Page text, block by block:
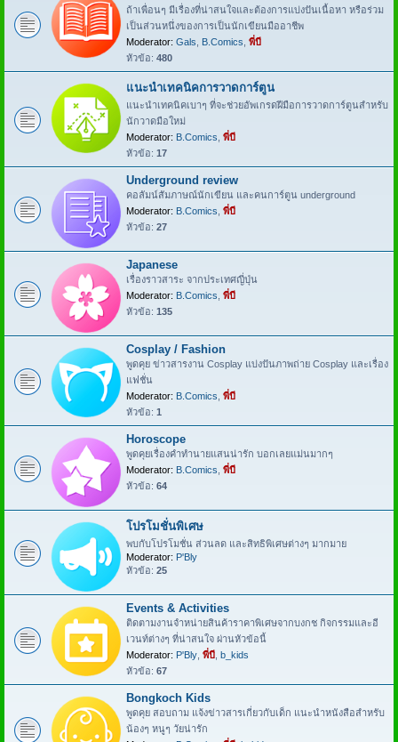
ถ้าเพื่อนๆ มีเรื่องที่น่าสนใจและต้องการแบ่งปันเนื้อหา หรือร่วม
เป็นส่วนหนึ่งของการเป็นนักเขียนมืออาชีพ
Moderator: Gals B.Comics พี่บี
หัวข้อ: 480
แนะนำเทคนิคการวาดการ์ตูน
แนะนำเทคนิคเบาๆ ที่จะช่วยอัพเกรดฝีมือการวาดการ์ตูนสำหรับ
นักวาดมือใหม่
Moderator: B.Comics พี่บี
หัวข้อ: 17
Underground review
คอลัมน์สัมภาษณ์นักเขียน และคนการ์ตูน underground
Moderator: B.Comics พี่บี
หัวข้อ: 27
Japanese
เรื่องราวสาระ จากประเทศญี่ปุ่น
Moderator: B.Comics พี่บี
หัวข้อ: 135
Cosplay / Fashion
พูดคุย ข่าวสารงาน Cosplay แบ่งปันภาพถ่าย Cosplay และเรื่อง
แฟชั่น
Moderator: B.Comics พี่บี
หัวข้อ: 1
Horoscope
พูดคุยเรื่องคำทำนายแสนน่ารัก บอกเลยแม่นมากๆ
Moderator: B.Comics พี่บี
หัวข้อ: 64
โปรโมชั่นพิเศษ
พบกับโปรโมชั่น ส่วนลด และสิทธิพิเศษต่างๆ มากมาย
Moderator: P'Bly
หัวข้อ: 25
Events & Activities
ติดตามงานจำหน่ายสินค้าราคาพิเศษจากบงกช กิจกรรมและอี
เวนท์ต่างๆ ที่น่าสนใจ ผ่านหัวข้อนี้
Moderator: P'Bly พี่บี b_kids
หัวข้อ: 67
Bongkoch Kids
พูดคุย สอบถาม แจ้งข่าวสารเกี่ยวกับเด็ก แนะนำหนังสือสำหรับ
น้องๆ หนูๆ วัยน่ารัก